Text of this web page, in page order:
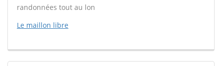
randonnées tout au lon
Le maillon libre